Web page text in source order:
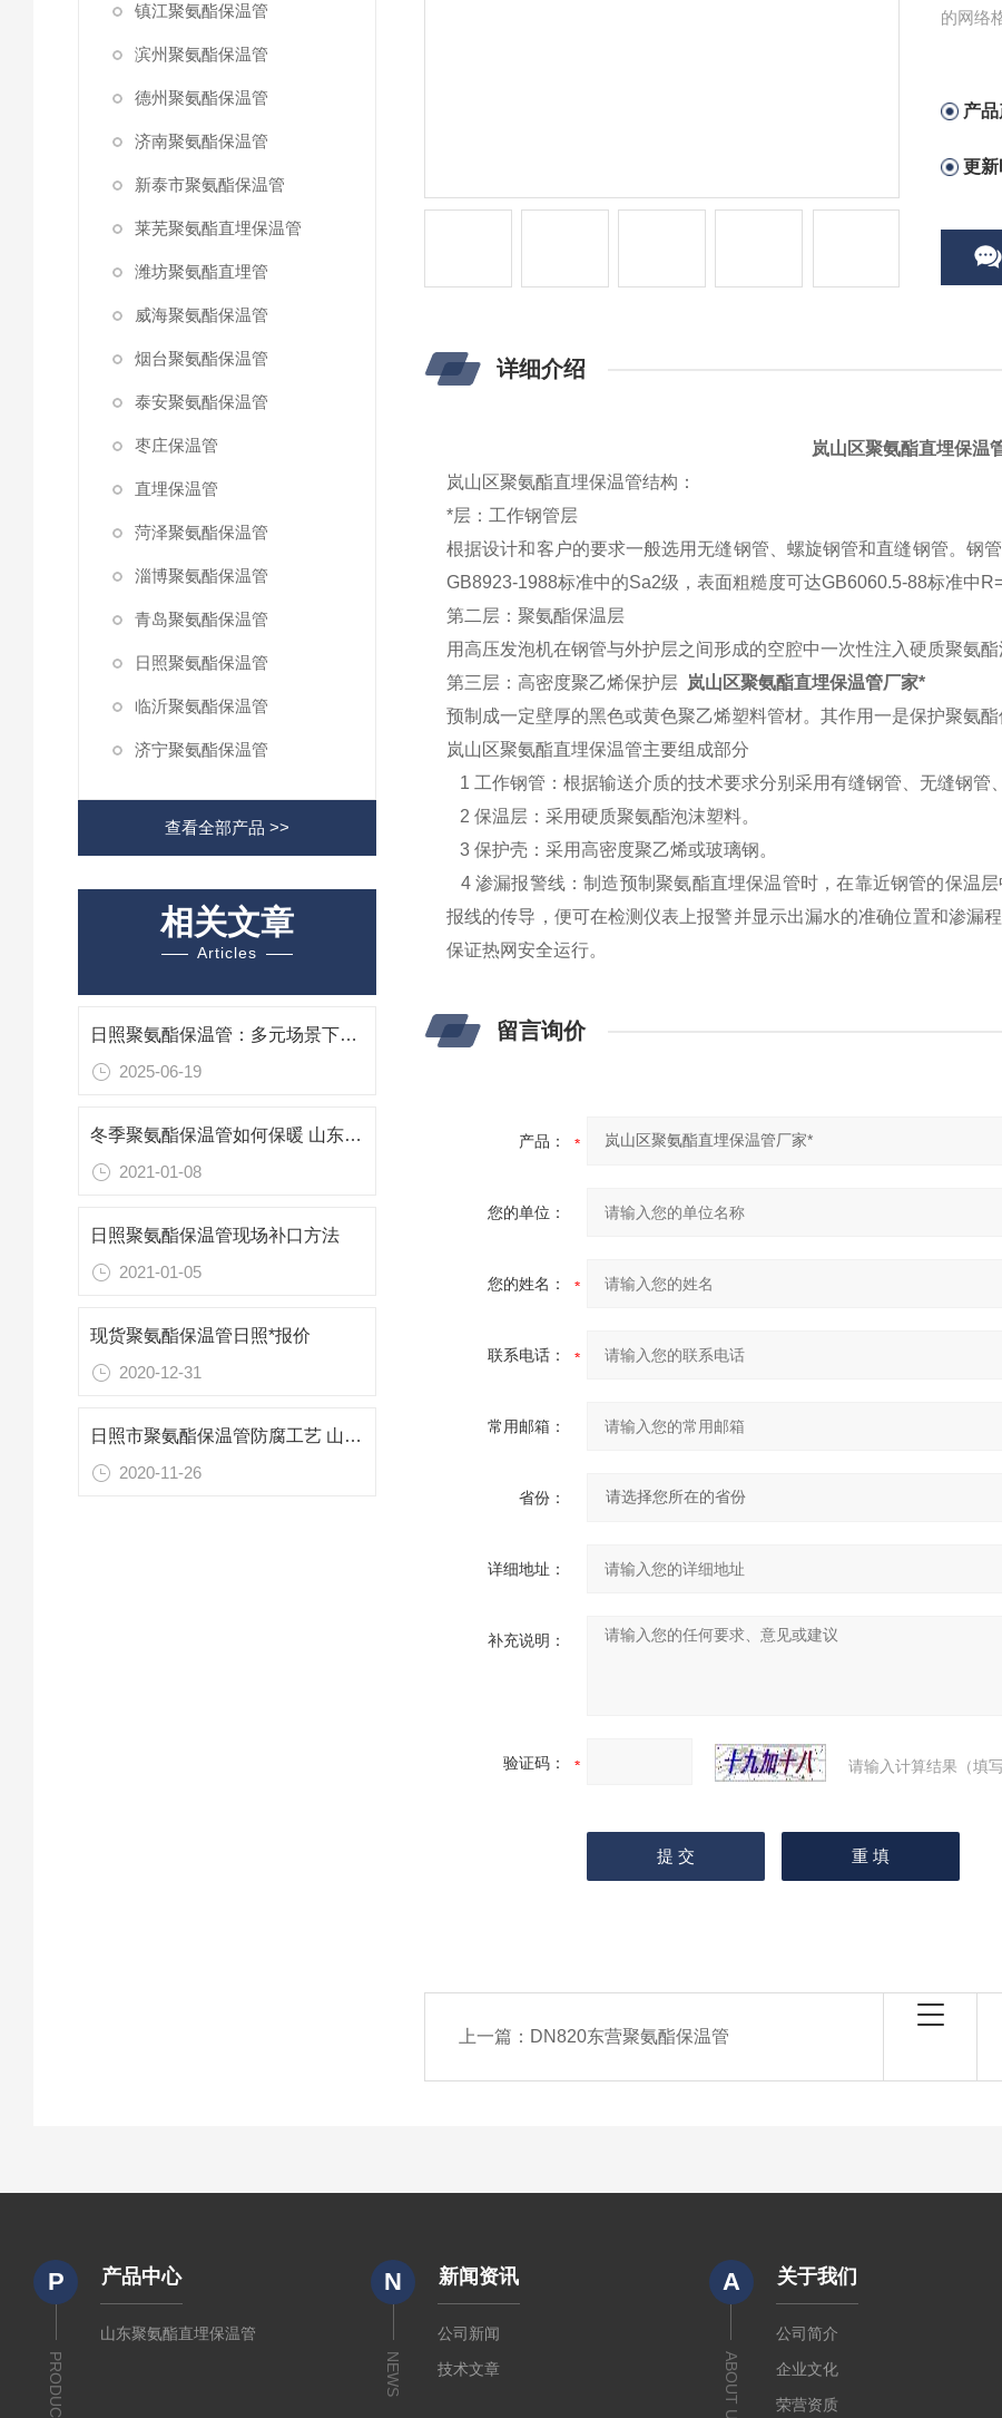
镇江聚氨酯保温管
滨州聚氨酯保温管
德州聚氨酯保温管
济南聚氨酯保温管
新泰市聚氨酯保温管
莱芜聚氨酯直埋保温管
潍坊聚氨酯直埋管
威海聚氨酯保温管
烟台聚氨酯保温管
泰安聚氨酯保温管
枣庄保温管
直埋保温管
菏泽聚氨酯保温管
淄博聚氨酯保温管
青岛聚氨酯保温管
日照聚氨酯保温管
临沂聚氨酯保温管
济宁聚氨酯保温管
查看全部产品 >>
相关文章
Articles
日照聚氨酯保温管：多元场景下的“保温先锋”
2025-06-19
冬季聚氨酯保温管如何保暖 山东日照保温管厂家
2021-01-08
日照聚氨酯保温管现场补口方法
2021-01-05
现货聚氨酯保温管日照*报价
2020-12-31
日照市聚氨酯保温管防腐工艺 山东专业防腐保温材料
2020-11-26
的网络
产品
更新
详细介绍
岚山区聚氨酯直埋保温
岚山区聚氨酯直埋保温管结构：
*层：工作钢管层
根据设计和客户的要求一般选用无缝钢管、螺旋钢管和直缝钢管。钢
GB8923-1988标准中的Sa2级，表面粗糙度可达GB6060.5-88标准中
第二层：聚氨酯保温层
用高压发泡机在钢管与外护层之间形成的空腔中一次性注入硬质聚氨
第三层：高密度聚乙烯保护层 岚山区聚氨酯直埋保温管厂家*
预制成一定壁厚的黑色或黄色聚乙烯塑料管材。其作用一是保护聚氨
岚山区聚氨酯直埋保温管主要组成部分
1 工作钢管：根据输送介质的技术要求分别采用有缝钢管、无缝钢管
2 保温层：采用硬质聚氨酯泡沫塑料。
3 保护壳：采用高密度聚乙烯或玻璃钢。
4 渗漏报警线：制造预制聚氨酯直埋保温管时，在靠近钢管的保温
报线的传导，便可在检测仪表上报警并显示出漏水的准确位置和渗漏
保证热网安全运行。
留言询价
产品：
您的单位：
您的姓名：
联系电话：
常用邮箱：
省份：
详细地址：
补充说明：
验证码： 请输入计算结果（填
上一篇： DN820东营聚氨酯保温管
P
PRODUCTS
产品中心
山东聚氨酯直埋保温管
N
NEWS
新闻资讯
公司新闻
技术文章
A
ABOUT US
关于我们
公司简介
企业文化
荣营资质